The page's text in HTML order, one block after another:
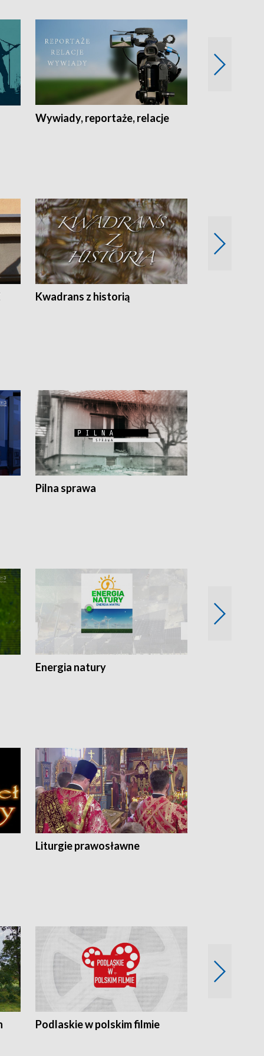
Wywiady, reportaże, relacje
Kwadrans z historią
Pilna sprawa
Energia natury
Liturgie prawosławne
Podlaskie w polskim filmie